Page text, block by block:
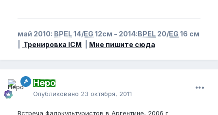
май 2010: BPEL14/EG 12см - 2014:BPEL 20/EG 16 см
Тренировка ICM Мне пишите сюда
Неро
Опубликовано 23 октября, 2011
Встреча фалокультуристов в Аргентине, 2006 г